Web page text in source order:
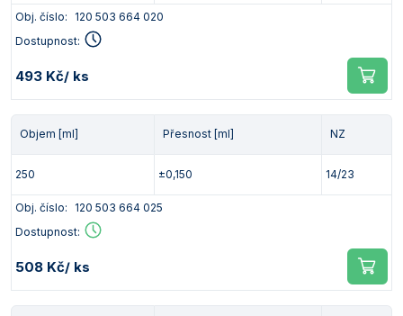
Obj. číslo:
120 503 664 020
Dostupnost:
493 Kč/ ks
Objem [ml] Přesnost [ml] NZ
250 ±0,150 14/23
Obj. číslo:
120 503 664 025
Dostupnost:
508 Kč/ ks